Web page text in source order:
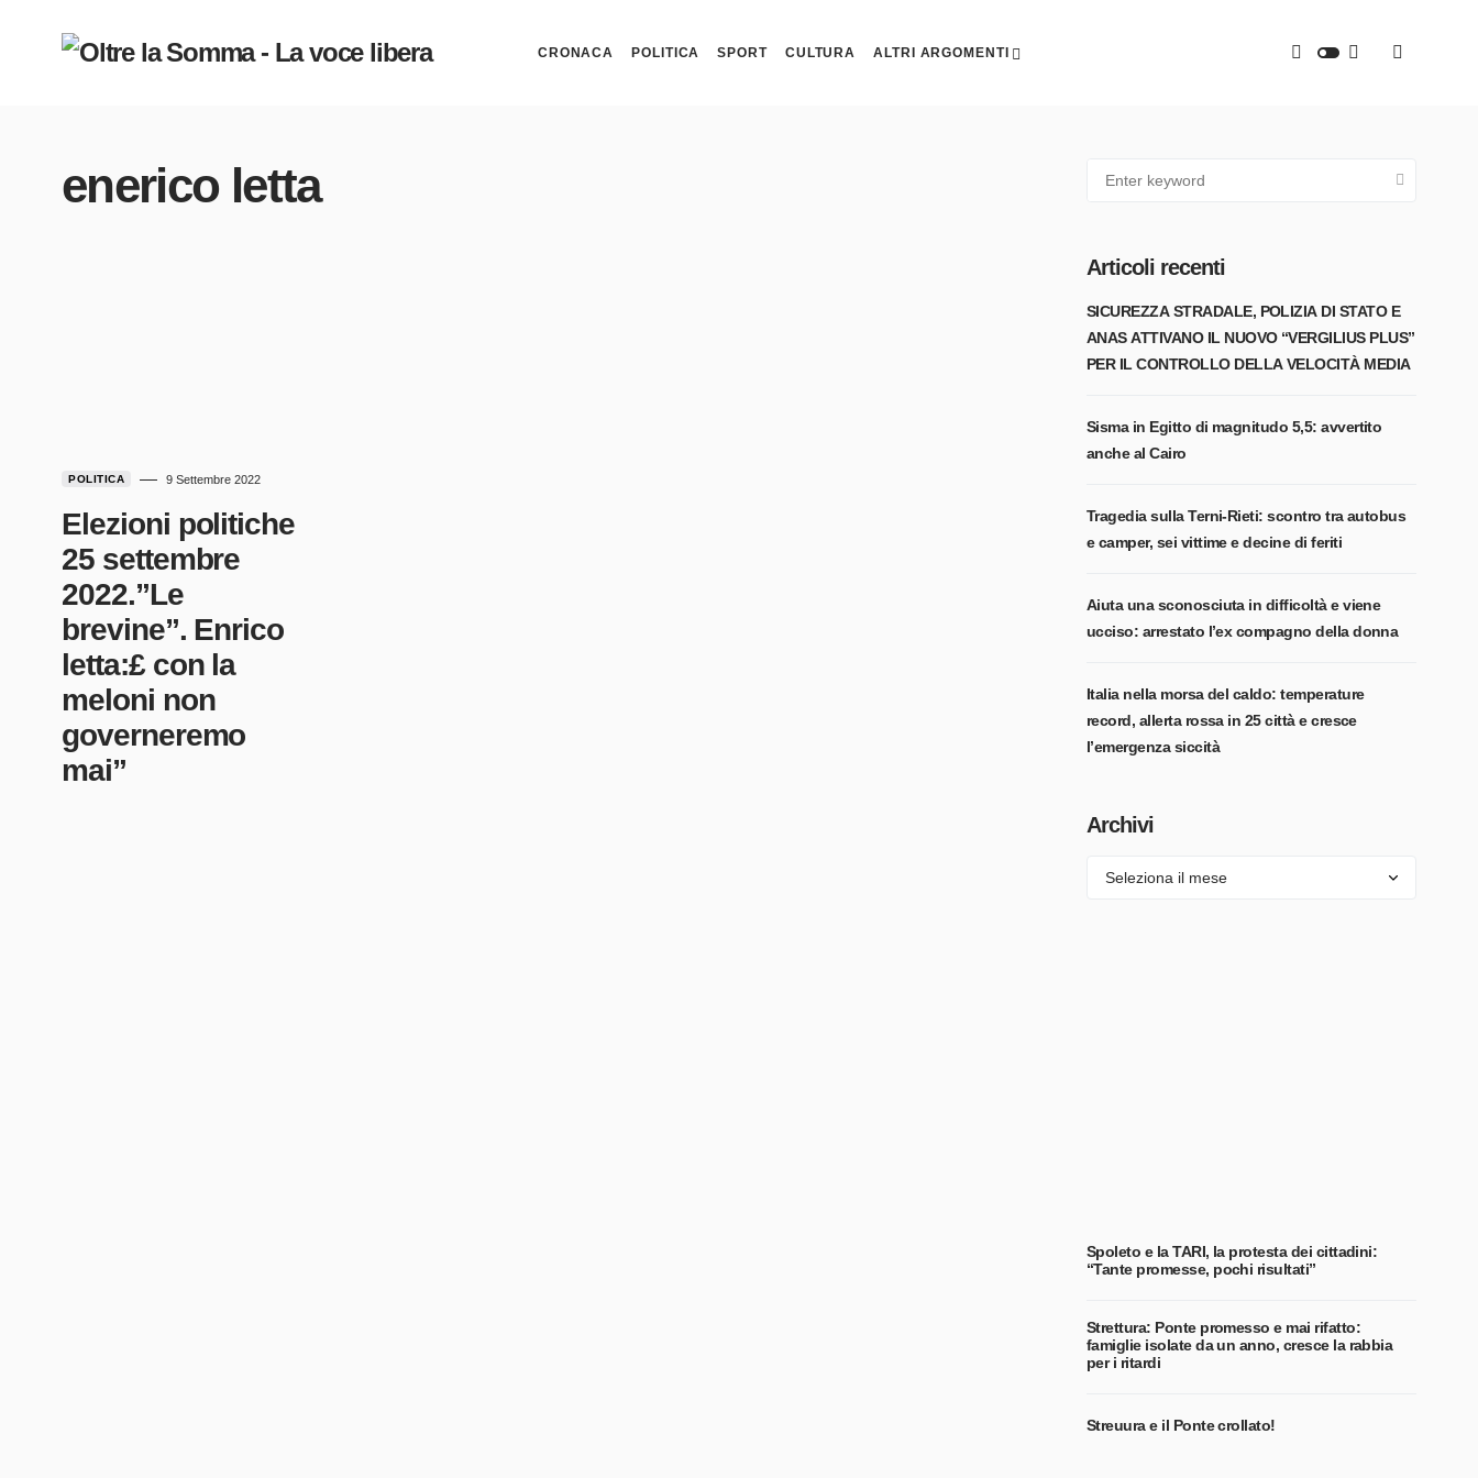
CRONACA POLITICA SPORT CULTURA ALTRI ARGOMENTI
enerico letta
POLITICA 9 Settembre 2022
Elezioni politiche
25 settembre
2022.”Le
brevine”. Enrico
letta:£ con la
meloni non
governeremo
mai”
Articoli recenti
SICUREZZA STRADALE, POLIZIA DI STATO E
ANAS ATTIVANO IL NUOVO “VERGILIUS PLUS”
PER IL CONTROLLO DELLA VELOCITÀ MEDIA
Sisma in Egitto di magnitudo 5,5: avvertito
anche al Cairo
Tragedia sulla Terni-Rieti: scontro tra autobus
e camper, sei vittime e decine di feriti
Aiuta una sconosciuta in difficoltà e viene
ucciso: arrestato l’ex compagno della donna
Italia nella morsa del caldo: temperature
record, allerta rossa in 25 città e cresce
l’emergenza siccità
Archivi
Spoleto e la TARI, la protesta dei cittadini:
“Tante promesse, pochi risultati”
Strettura: Ponte promesso e mai rifatto:
famiglie isolate da un anno, cresce la rabbia
per i ritardi
Streuura e il Ponte crollato!